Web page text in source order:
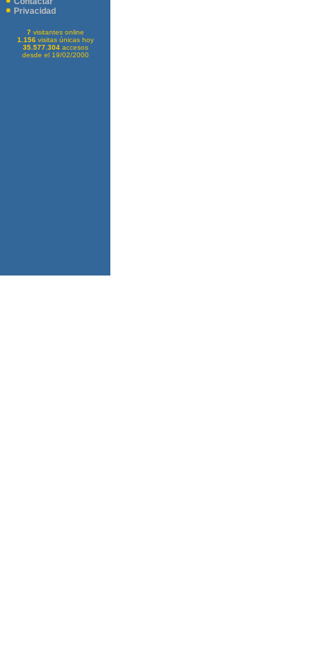
Privacidad
7visitantes online
1.156visitas únicas hoy
35.577.304accesos
desde el 19/02/2000